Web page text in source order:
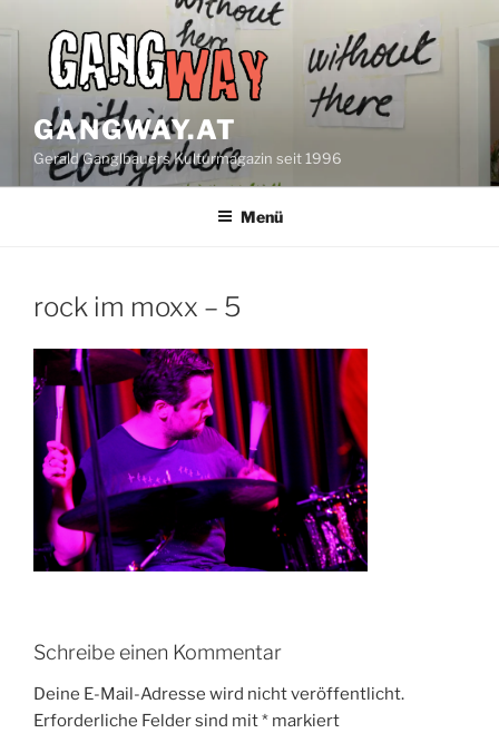
springen
GANGWAY.AT
Gerald Ganglbauers Kulturmagazin seit 1996
Menü
rock im moxx – 5
Schreibe einen Kommentar
Deine E-Mail-Adresse wird nicht veröffentlicht.
Erforderliche Felder sind mit* markiert